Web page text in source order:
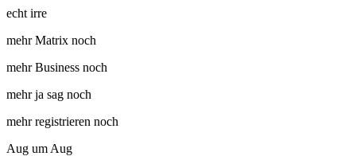
echt irre
mehr Matrix noch
mehr Business noch
mehr ja sag noch
mehr registrieren noch
Aug um Aug